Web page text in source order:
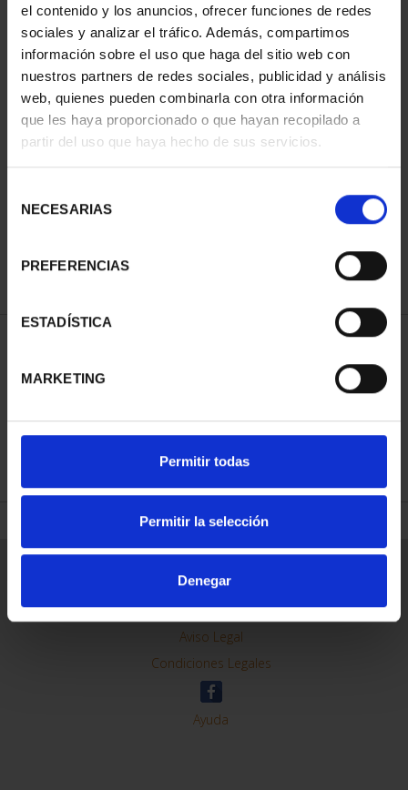
el contenido y los anuncios, ofrecer funciones de redes
sociales y analizar el tráfico. Además, compartimos
información sobre el uso que haga del sitio web con
nuestros partners de redes sociales, publicidad y análisis
web, quienes pueden combinarla con otra información
que les haya proporcionado o que hayan recopilado a
partir del uso que haya hecho de sus servicios.
NECESARIAS
PREFERENCIAS
ESTADÍSTICA
MARKETING
Permitir todas
Permitir la selección
Denegar
73,00 €
REFINAR
Contacto
Preguntas Frequentes (FAQs)
Aviso Legal
Condiciones Legales
Ayuda